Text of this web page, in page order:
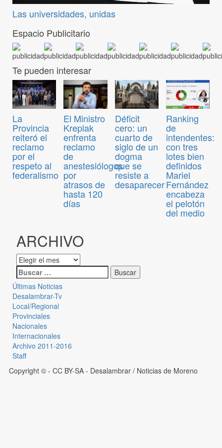
Las universidades, unidas
Espacio Publicitario
Te pueden interesar
La
Provincia
reiteró el
reclamo
por el
respeto al
federalismo
El Ministro
Kreplak
enfrenta
reclamo
de
anestesiólogos
por
atrasos de
hasta 120
días
Déficit
cero: un
cuarto de
siglo de un
dogma
que se
resiste a
desaparecer
Ranking
de
intendentes:
con tres
lotes bien
definidos
Mariel
Fernández
encabeza
el pelotón
del medio
ARCHIVO
Últimas Noticias
Desalambrar-Tv
Local/Regional
Provinciales
Nacionales
Internacionales
Archivo 2011-2016
Staff
Copyright © - CC BY-SA - Desalambrar / Noticias de Moreno